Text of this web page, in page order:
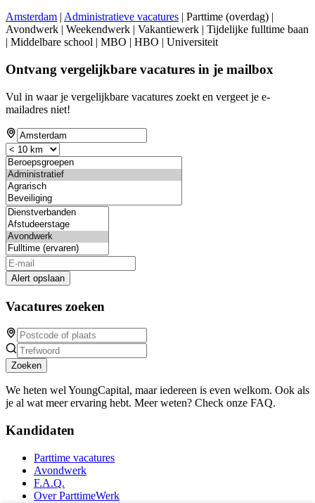
Amsterdam | Administratieve vacatures | Parttime (overdag) |
Avondwerk | Weekendwerk | Vakantiewerk | Tijdelijke fulltime baan
| Middelbare school | MBO | HBO | Universiteit
Ontvang vergelijkbare vacatures in je mailbox
Vul in waar je vergelijkbare vacatures zoekt en vergeet je e-
mailadres niet!
Alert opslaan
Vacatures zoeken
Zoeken
We heten wel YoungCapital, maar iedereen is even welkom. Ook als
je al wat meer ervaring hebt. Meer weten? Check onze FAQ.
Kandidaten
Parttime vacatures
Avondwerk
F.A.Q.
Over ParttimeWerk